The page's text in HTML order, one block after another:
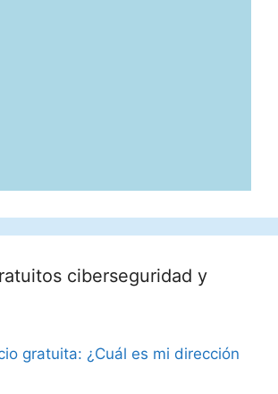
ciberseguridad y
gratuita: ¿Cuál es mi dirección